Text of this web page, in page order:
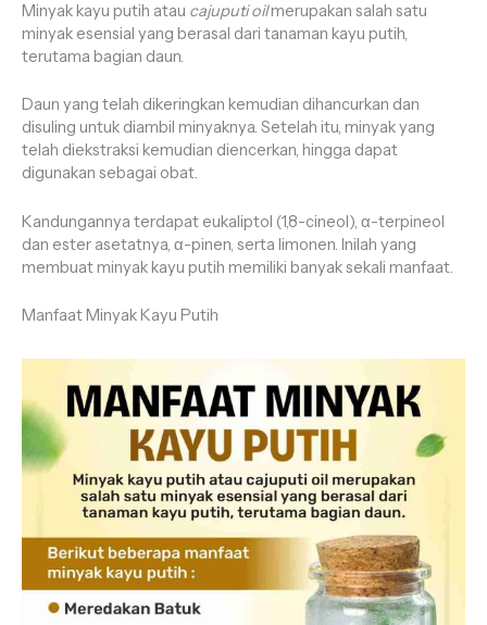
Minyak kayu putih atau cajuputi oilmerupakan salah satu
minyak esensial yang berasal dari tanaman kayu putih,
terutama bagian daun.
Daun yang telah dikeringkan kemudian dihancurkan dan
disuling untuk diambil minyaknya. Setelah itu, minyak yang
telah diekstraksi kemudian diencerkan, hingga dapat
digunakan sebagai obat.
Kandungannya terdapat eukaliptol (1,8-cineol), α-terpineol
dan ester asetatnya, α-pinen, serta limonen. Inilah yang
membuat minyak kayu putih memiliki banyak sekali manfaat.
Manfaat Minyak Kayu Putih